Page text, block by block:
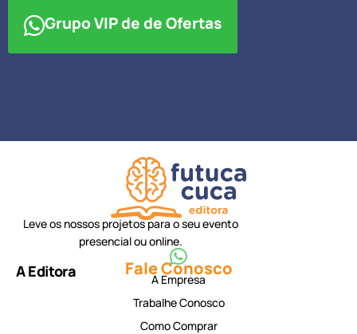
Grupo VIP de de Ofertas
Leve os nossos projetos para o seu evento
presencial ou online.
Fale Conosco
A Editora
A Empresa
Trabalhe Conosco
Como Comprar